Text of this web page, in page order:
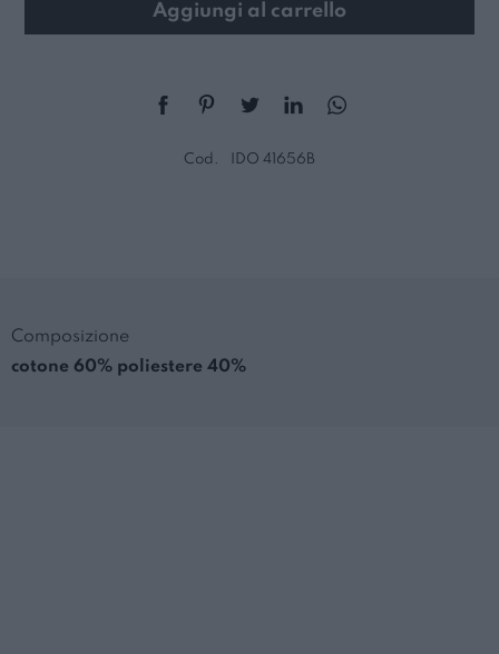
Aggiungi al carrello
Cod. IDO 41656B
Composizione
cotone 60% poliestere 40%